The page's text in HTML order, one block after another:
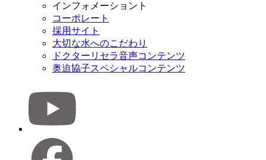
インフォメーショント
コーポレート
採用サイト
大切な水へのこだわり
ドクターリセラ音声コンテンツ
奥迫協子スペシャルコンテンツ